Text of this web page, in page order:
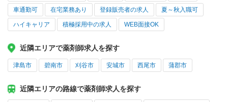
車通勤可 在宅業務あり 登録販売者の求人 夏～秋入職可
ハイキャリア 積極採用中の求人 WEB面接OK
近隣エリアで薬剤師求人を探す
津島市 碧南市 刈谷市 安城市 西尾市 蒲郡市
近隣エリアの路線で薬剤師求人を探す